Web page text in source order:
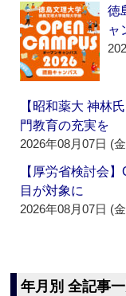
徳
ャ
【昭和薬大 神林
門教育の充実を
2026年08月07日 (
【厚労省検討会
目が対象に
2026年08月07日 (
年月別 全記事